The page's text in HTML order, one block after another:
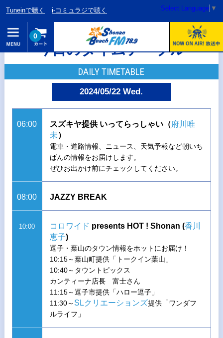
Tuneinで聴く i-コミュラジで聴く Select Language ▼
0
今日のタイムテーブル
DAILY TIMETABLE
2024/05/22 Wed.
06:00 スズキヤ提供 いってらっしゃい（府川唯
未）
電車・道路情報、ニュース、天気予報など朝いち
ばんの情報をお届けします。
ぜひお出かけ前にチェックしてください。
08:00 JAZZY BREAK
10:00 コロワイド presents HOT ! Shonan (香川
恵子)
逗子・葉山のタウン情報をホットにお届け！
10:15～葉山町提供「トークイン葉山」
10:40～タウントピックス
カンティーナ店長 富士さん
11:15～逗子市提供「ハロー逗子」
11:30～ SLクリエーションズ提供「ワンダフ
ルライフ」